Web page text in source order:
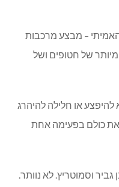
– מבצע מרכבות
של חטופים ושל
או חלילה להיהרג
כולם בפעימה אחת
וסמוטריץ. לא נוותר.